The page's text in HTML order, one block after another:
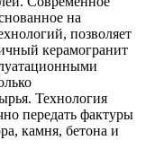
на
позволяет
керамогранит
Технология
передать фактуры
камня, бетона и